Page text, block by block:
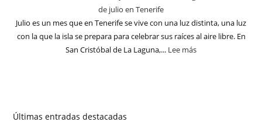
de julio en Tenerife
Julio es un mes que en Tenerife se vive con una luz distinta, una luz
con la que la isla se prepara para celebrar sus raíces al aire libre. En
San Cristóbal de La Laguna,... Lee más
Últimas entradas destacadas